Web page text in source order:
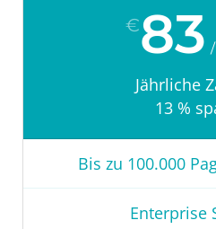
€
Jährliche
13 %
Bis zu 100.000
Enterprise